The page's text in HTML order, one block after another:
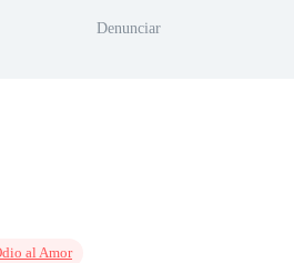
Denunciar
al Amor